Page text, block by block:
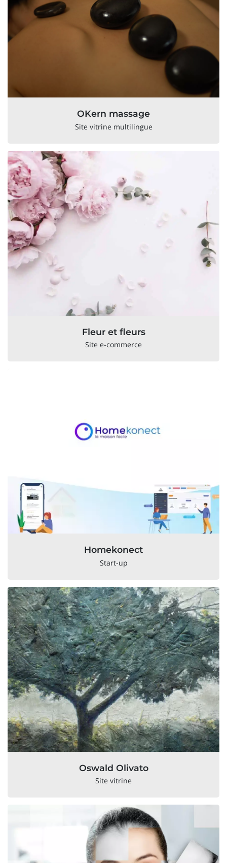
OKern massage
Site vitrine multilingue
Fleur et fleurs
Site e-commerce
Homekonect
Start-up
Oswald Olivato
Site vitrine